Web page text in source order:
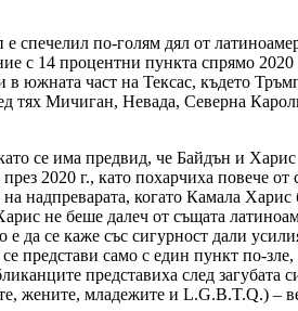
спечелил по-голям дял от
с 14 процентни пункта спрямо
южната част на Тексас, където
тях Мичиган, Невада, Северна
се има предвид, че Байдън и
през 2020 г., като похарчиха повече
надпреварата, когато Камала
не беше далеч от същата
е да се каже със сигурност дали
представи само с един пункт по-
представиха след
жените, младежите и L.G.B.T.Q.) –